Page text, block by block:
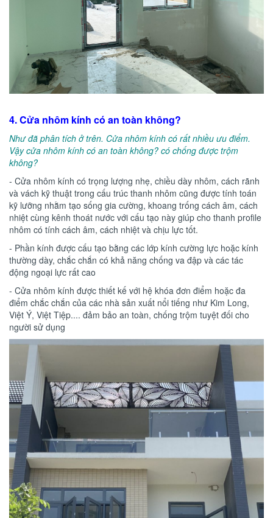
4. Cửa nhôm kính có an toàn không?
Như đã phân tích ở trên. Cửa nhôm kính có rất nhiều ưu điểm.
Vậy cửa nhôm kính có an toàn không? có chống được trộm
không?
- Cửa nhôm kính có trọng lượng nhẹ, chiều dày nhôm, cách rãnh
và vách kỹ thuật trong cấu trúc thanh nhôm cũng được tính toán
kỹ lưỡng nhằm tạo sống gia cường, khoang trống cách âm, cách
nhiệt cùng kênh thoát nước với cấu tạo này giúp cho thanh profile
nhôm có tính cách âm, cách nhiệt và chịu lực tốt.
- Phần kính được cấu tạo bằng các lớp kính cường lực hoặc kính
thường dày, chắc chắn có khả năng chống va đập và các tác
động ngoại lực rất cao
- Cửa nhôm kính được thiết kế với hệ khóa đơn điểm hoặc đa
điểm chắc chắn của các nhà sản xuất nổi tiếng như Kim Long,
Việt Ý, Việt Tiệp.... đảm bảo an toàn, chống trộm tuyệt đối cho
người sử dụng